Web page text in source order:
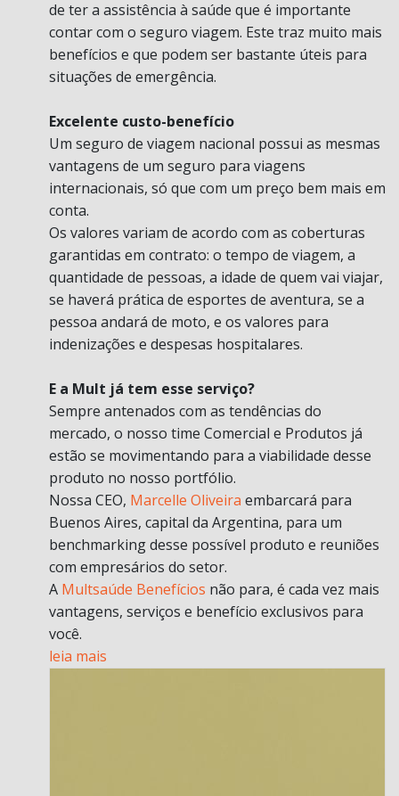
de ter a assistência à saúde que é importante
contar com o seguro viagem. Este traz muito mais
benefícios e que podem ser bastante úteis para
situações de emergência.
Excelente custo-benefício
Um seguro de viagem nacional possui as mesmas
vantagens de um seguro para viagens
internacionais, só que com um preço bem mais em
conta.
Os valores variam de acordo com as coberturas
garantidas em contrato: o tempo de viagem, a
quantidade de pessoas, a idade de quem vai viajar,
se haverá prática de esportes de aventura, se a
pessoa andará de moto, e os valores para
indenizações e despesas hospitalares.
E a Mult já tem esse serviço?
Sempre antenados com as tendências do
mercado, o nosso time Comercial e Produtos já
estão se movimentando para a viabilidade desse
produto no nosso portfólio.
Nossa CEO, Marcelle Oliveira embarcará para
Buenos Aires, capital da Argentina, para um
benchmarking desse possível produto e reuniões
com empresários do setor.
A Multsaúde Benefícios não para, é cada vez mais
vantagens, serviços e benefício exclusivos para
você.
leia mais